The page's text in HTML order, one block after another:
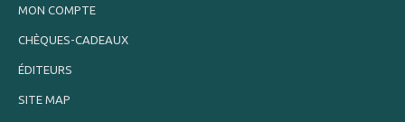
MON COMPTE
CHÈQUES-CADEAUX
ÉDITEURS
SITE MAP